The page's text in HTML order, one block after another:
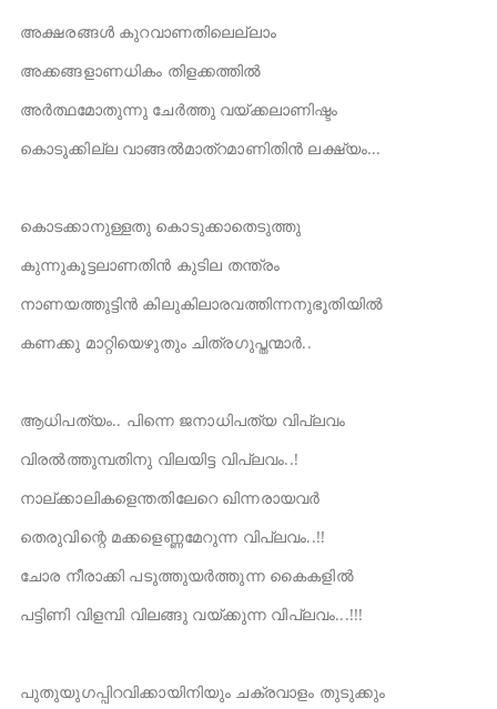
അക്ഷരങ്ങൾ കുറവാണതിലെല്ലാം
അക്കങ്ങളാണധികം തിളക്കത്തിൽ
അർത്ഥമോതുന്നു ചേർത്തു വയ്ക്കലാണിഷ്ടം
കൊടുക്കില്ല വാങ്ങൽമാത്റമാണിതിൻ ലക്ഷ്യം...
കൊടക്കാനുള്ളതു കൊടുക്കാതെടുത്തു
കുന്നുകൂട്ടലാണതിൻ കുടില തന്ത്രം
നാണയത്തുട്ടിൻ കിലുകിലാരവത്തിന്നനുഭൂതിയിൽ
കണക്കു മാറ്റിയെഴുതും ചിത്രഗുപ്തന്മാർ..
ആധിപത്യം.. പിന്നെ ജനാധിപത്യ വിപ്ലവം
വിരൽത്തുമ്പതിനു വിലയിട്ട വിപ്ലവം..!
നാല്ക്കാലികളെന്തതിലേറെ ഖിന്നരായവർ
തെരുവിന്റെ മക്കളെണ്ണമേറുന്ന വിപ്ലവം..!!
ചോര നീരാക്കി പടുത്തുയർത്തുന്ന കൈകളിൽ
പട്ടിണി വിളമ്പി വിലങ്ങു വയ്ക്കുന്ന വിപ്ലവം...!!!
പുതുയുഗപ്പിറവിക്കായിനിയും ചക്രവാളം തുടുക്കും